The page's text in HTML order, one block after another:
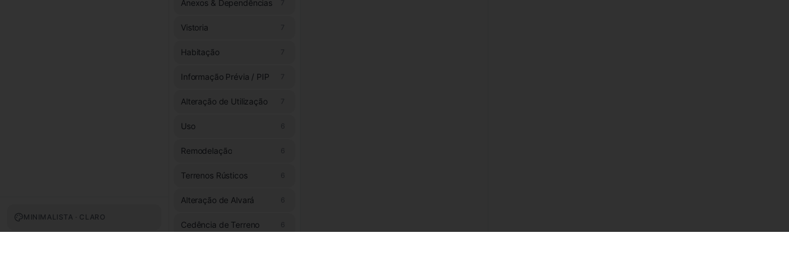
MINIMALISTA · CLARO
Anexos & Dependências 7
Vistoria 7
Habitação 7
Informação Prévia / PIP 7
Alteração de Utilização 7
Uso 6
Remodelação 6
Terrenos Rústicos 6
Alteração de Alvará 6
Cedência de Terreno 6